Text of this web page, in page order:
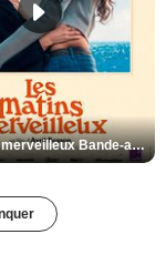
Les Matins merveilleux Bande-annonce VF